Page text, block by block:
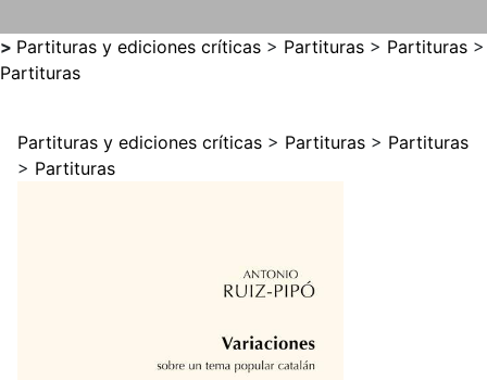
> Partituras y ediciones críticas > Partituras > Partituras >
Partituras
Partituras y ediciones críticas > Partituras > Partituras
> Partituras